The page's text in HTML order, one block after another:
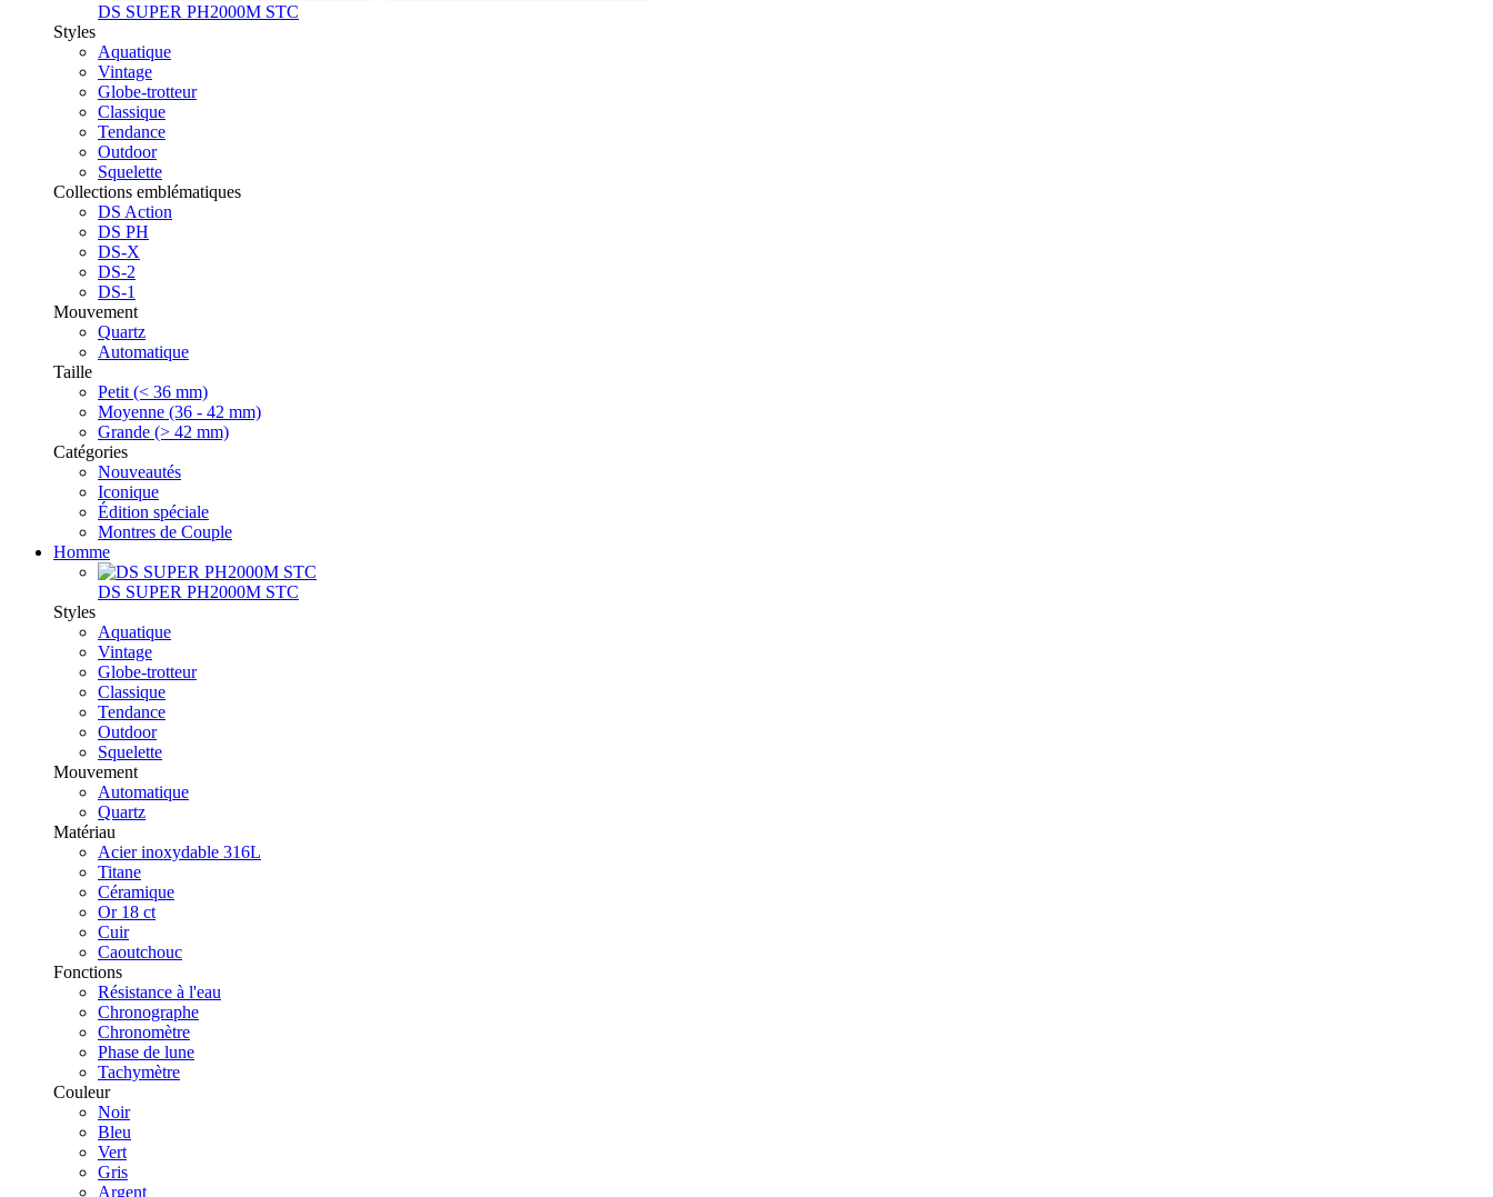
DS SUPER PH2000M STC
Styles
Aquatique
Vintage
Globe-trotteur
Classique
Tendance
Outdoor
Squelette
Collections emblématiques
DS Action
DS PH
DS-X
DS-2
DS-1
Mouvement
Quartz
Automatique
Taille
Petit (< 36 mm)
Moyenne (36 - 42 mm)
Grande (> 42 mm)
Catégories
Nouveautés
Iconique
Édition spéciale
Montres de Couple
Homme
DS SUPER PH2000M STC
Styles
Aquatique
Vintage
Globe-trotteur
Classique
Tendance
Outdoor
Squelette
Mouvement
Automatique
Quartz
Matériau
Acier inoxydable 316L
Titane
Céramique
Or 18 ct
Cuir
Caoutchouc
Fonctions
Résistance à l'eau
Chronographe
Chronomètre
Phase de lune
Tachymètre
Couleur
Noir
Bleu
Vert
Gris
Argent